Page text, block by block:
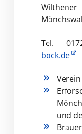
Tel.
bock.de
und